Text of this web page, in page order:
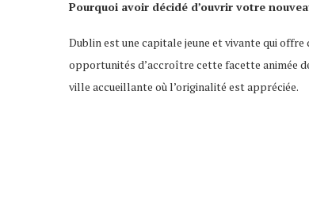
Pourquoi avoir décidé d’ouvrir votre
Dublin est une capitale jeune et vivante qui offre
opportunités d’accroître cette facette animée
ville accueillante où l’originalité est appréciée.